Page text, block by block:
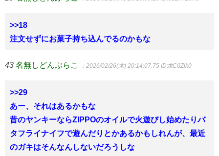
>>18
注文せずにお菓子持ち込んでるのかもな
43 名無しどんぶらこ ：2026/02/26(木) 20:14:07.75 ID:tftC0Zik0
>>29
あー、それはあるかもな
昔のヤンキーならZIPPOのオイルで火遊びし始めたりバ
タフライナイフで遊んだりとかあるかもしれんが、最近
のガキはそんなんしないだろうしな